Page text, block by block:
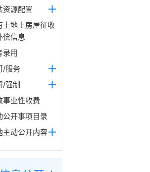
资源配置
土地上房屋征收
偿信息
录用
/服务
/强制
事业性收费
公开事项目录
主动公开内容